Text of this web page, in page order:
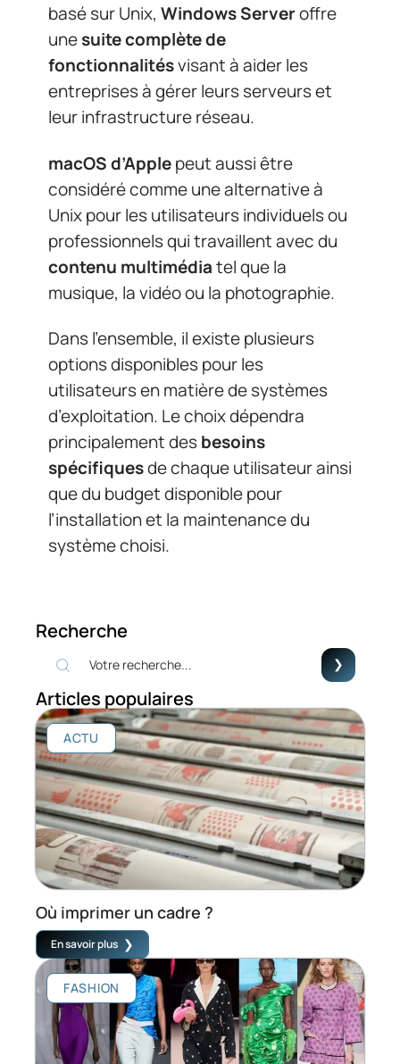
basé sur Unix, Windows Serveroffre
unesuite complète de
fonctionnalitésvisant à aider les
entreprises à gérer leurs serveurs et
leur infrastructure réseau.
macOS d’Applepeut aussi être
considéré comme une alternative à
Unix pour les utilisateurs individuels ou
professionnels qui travaillent avec du
contenu multimédiatel que la
musique, la vidéo ou la photographie.
Dans l’ensemble, il existe plusieurs
options disponibles pour les
utilisateurs en matière de systèmes
d’exploitation. Le choix dépendra
principalement desbesoins
spécifiquesde chaque utilisateur ainsi
que du budget disponible pour
l’installation et la maintenance du
système choisi.
Recherche
Articles populaires
ACTU
Où imprimer un cadre ?
En savoir plus
FASHION